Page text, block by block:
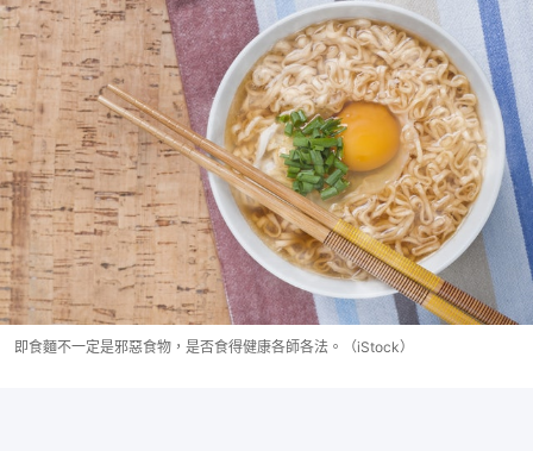
即食麵不一定是邪惡食物，是否食得健康各師各法。（iStock）